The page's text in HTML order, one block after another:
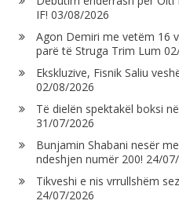
IF! 03/08/2026
Agon Demiri me vetëm 16
parë të Struga Trim Lum
Ekskluzive, Fisnik Saliu
02/08/2026
Të dielën spektakël boksi
31/07/2026
Bunjamin Shabani nesër
ndeshjen numër 200! 24/
Tikveshi e nis vrrullshëm
24/07/2026